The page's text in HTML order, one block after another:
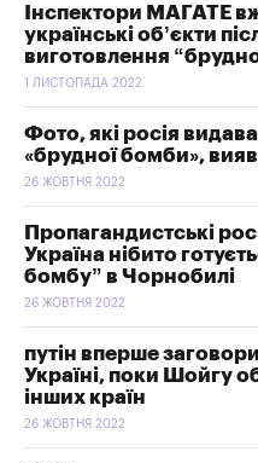
Інспектори МАГАТЕ
українські об’єкти
виготовлення
1 ЛИСТОПАДА 2022
Фото, які росія
«брудної бомби»,
26 ЖОВТНЯ 2022
Пропагандистські
Україна нібито
бомбу” в Чорнобилі
26 ЖОВТНЯ 2022
путін вперше
Україні, поки Шойгу
інших країн
26 ЖОВТНЯ 2022